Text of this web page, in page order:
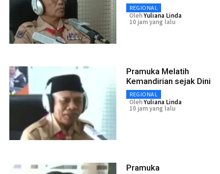
REGIONAL
OlehYuliana Linda
10 jam yang lalu
Pramuka Melatih
Kemandirian sejak Dini
REGIONAL
OlehYuliana Linda
10 jam yang lalu
Pramuka